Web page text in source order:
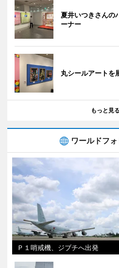
夏井いつきさんの
ーナー
丸シールアートを
もっと見る
ワールドフ
Ｐ１哨戒機、ジブチへ出発